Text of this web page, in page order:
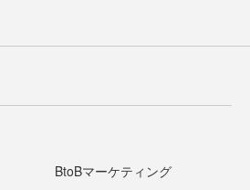
BtoBマーケティング